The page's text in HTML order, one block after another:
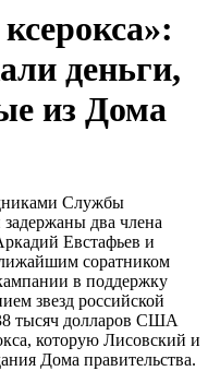
деньги,
из Дома
Службы
два члена
Евстафьев и
соратником
в поддержку
звезд российской
тысяч долларов США
которую Лисовский и
Дома правительства.